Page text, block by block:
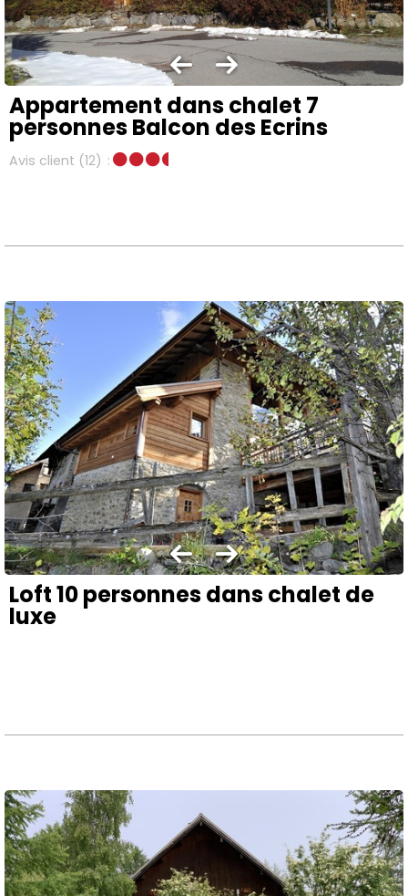
Appartement dans chalet 7
personnes Balcon des Ecrins
Avis client (12)
Loft 10 personnes dans chalet de
luxe